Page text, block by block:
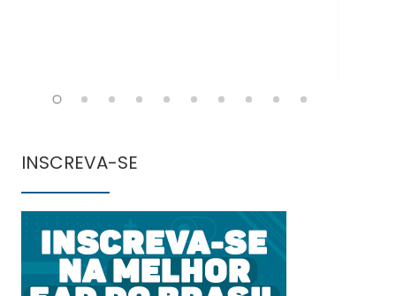
INSCREVA-SE